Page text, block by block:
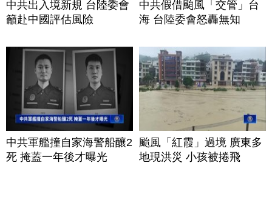
中共出入境新規 台陸委會
籲赴中國評估風險
中共假借颱風「交管」台
海 台陸委會怒轟無知
中共軍艦撞自家海警船釀2
死 掩蓋一年後才曝光
颱風「紅霞」過境 廣東多
地現洪災 小孩被捲飛